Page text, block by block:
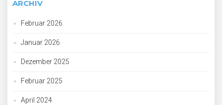
ARCHIV
Februar 2026
Januar 2026
Dezember 2025
Februar 2025
April 2024